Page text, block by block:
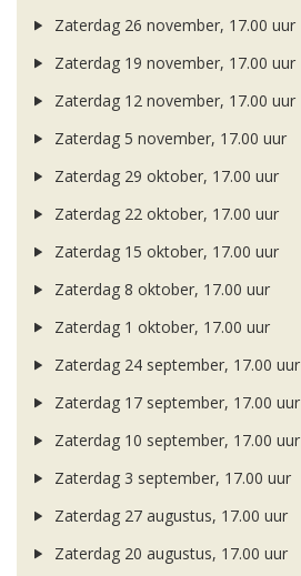
Zaterdag 26 november, 17.00 uur
Zaterdag 19 november, 17.00 uur
Zaterdag 12 november, 17.00 uur
Zaterdag 5 november, 17.00 uur
Zaterdag 29 oktober, 17.00 uur
Zaterdag 22 oktober, 17.00 uur
Zaterdag 15 oktober, 17.00 uur
Zaterdag 8 oktober, 17.00 uur
Zaterdag 1 oktober, 17.00 uur
Zaterdag 24 september, 17.00 uur
Zaterdag 17 september, 17.00 uur
Zaterdag 10 september, 17.00 uur
Zaterdag 3 september, 17.00 uur
Zaterdag 27 augustus, 17.00 uur
Zaterdag 20 augustus, 17.00 uur